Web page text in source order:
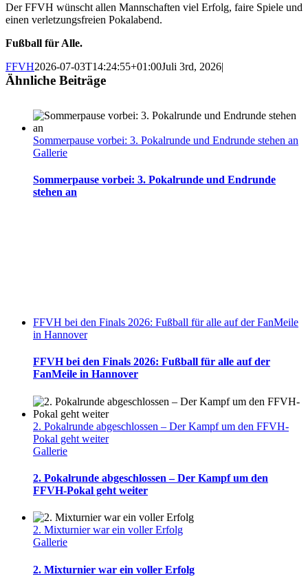
Der FFVH wünscht allen Mannschaften viel Erfolg, faire Spiele und
einen verletzungsfreien Pokalabend.
Fußball für Alle.
FFVH2026-07-03T14:24:55+01:00Juli 3rd, 2026|
Ähnliche Beiträge
Sommerpause vorbei: 3. Pokalrunde und Endrunde stehen an
Gallerie
Sommerpause vorbei: 3. Pokalrunde und Endrunde
stehen an
FFVH bei den Finals 2026: Fußball für alle auf der FanMeile
in Hannover
FFVH bei den Finals 2026: Fußball für alle auf der
FanMeile in Hannover
2. Pokalrunde abgeschlossen – Der Kampf um den FFVH-
Pokal geht weiter
Gallerie
2. Pokalrunde abgeschlossen – Der Kampf um den
FFVH-Pokal geht weiter
2. Mixturnier war ein voller Erfolg
Gallerie
2. Mixturnier war ein voller Erfolg